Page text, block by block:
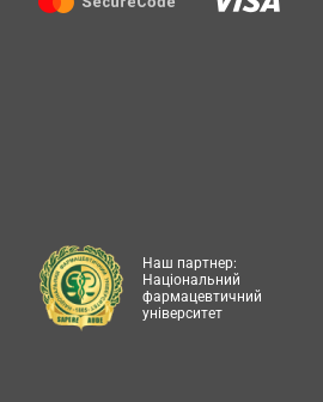
Наш партнер:
Національний
фармацевтичний
університет